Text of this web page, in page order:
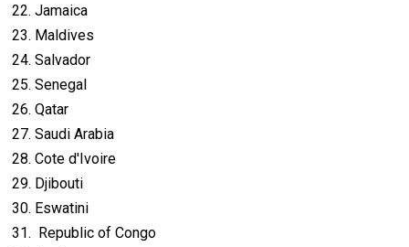
22. Jamaica
23. Maldives
24. Salvador
25. Senegal
26. Qatar
27. Saudi Arabia
28. Cote d'Ivoire
29. Djibouti
30. Eswatini
31. Republic of Congo